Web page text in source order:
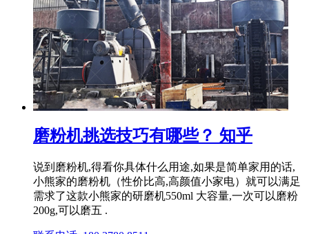
磨粉机挑选技巧有哪些？ 知乎
说到磨粉机,得看你具体什么用途,如果是简单家用的话,
小熊家的磨粉机（性价比高,高颜值小家电）就可以满足
需求了这款小熊家的研磨机550ml 大容量,一次可以磨粉
200g,可以磨五 .